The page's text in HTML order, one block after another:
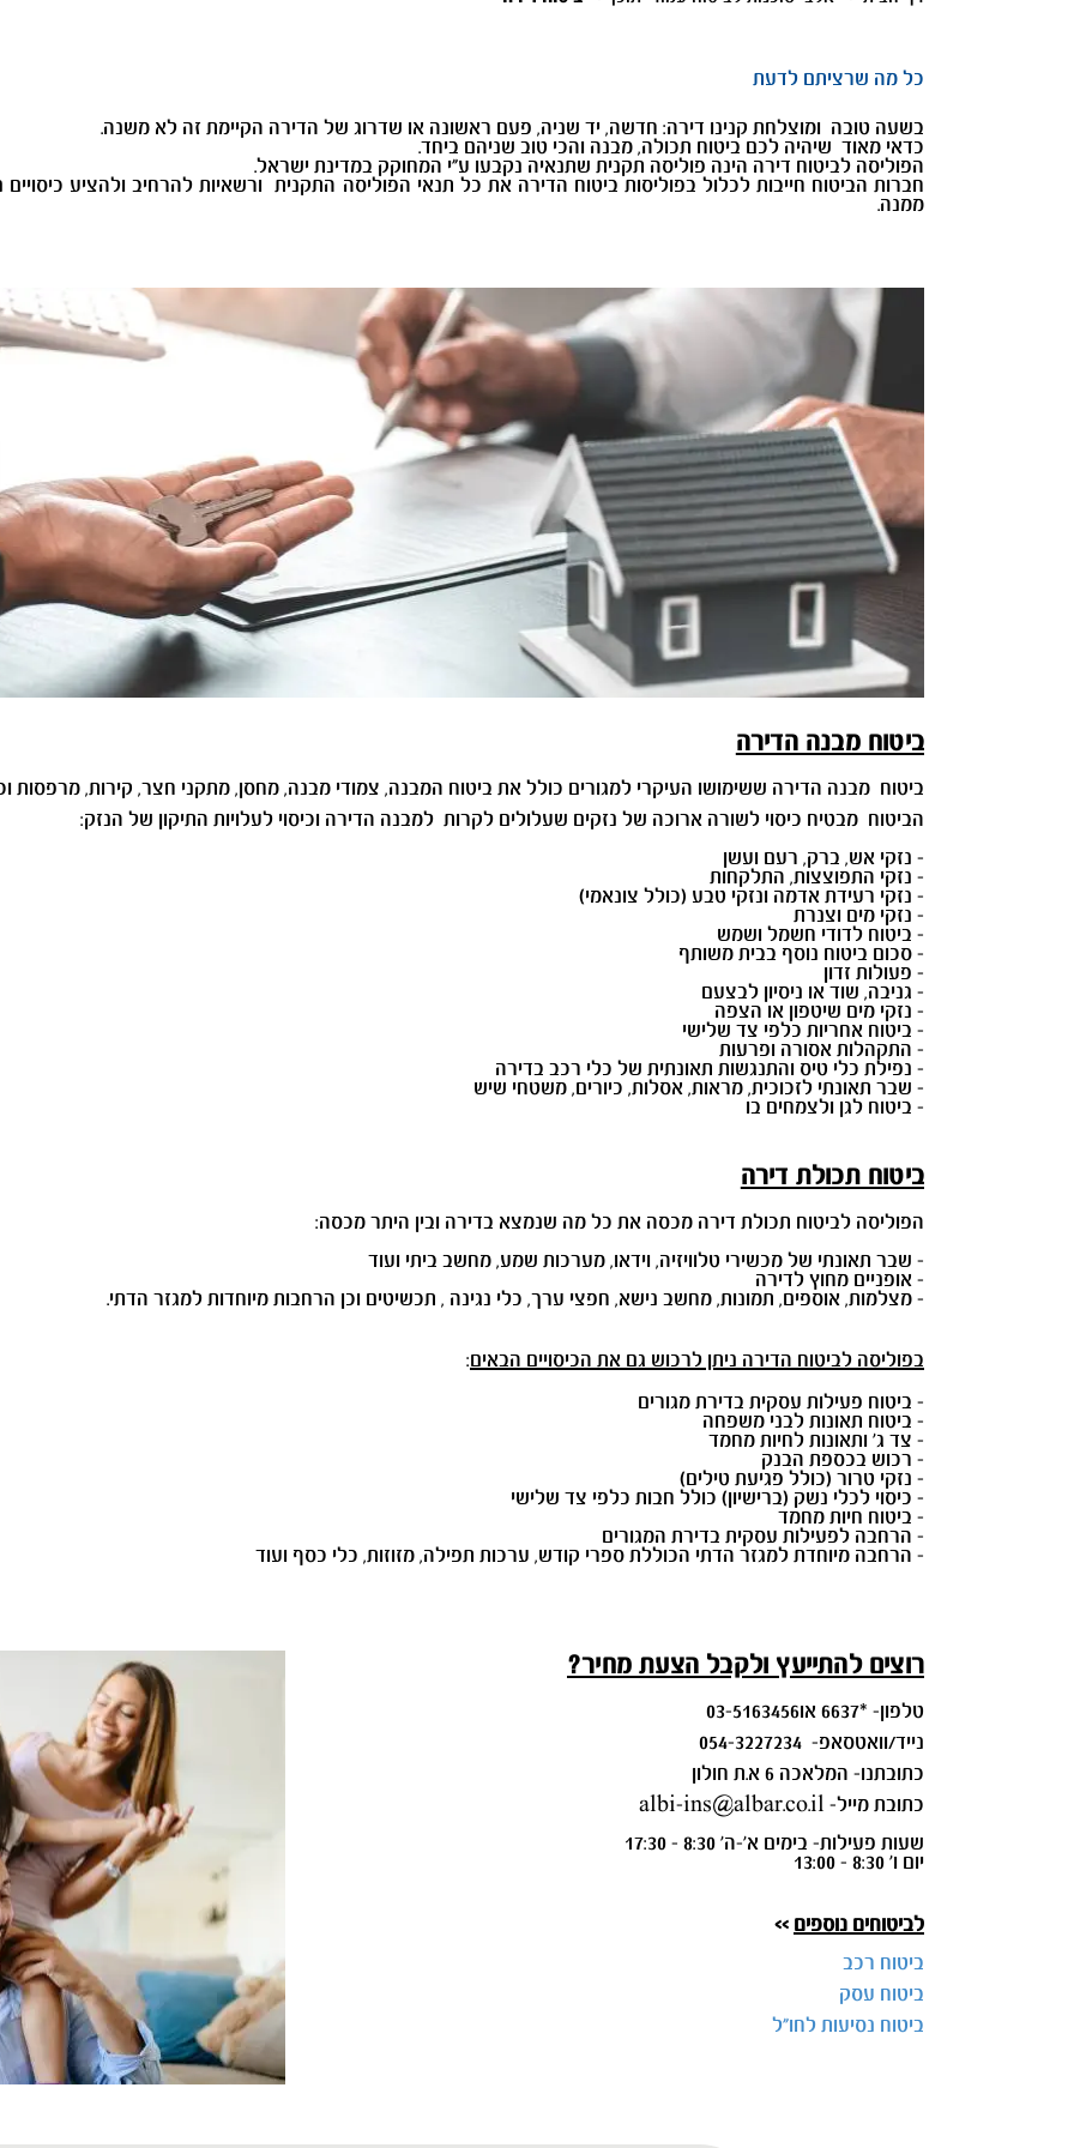
כל מה שרציתם לדעת
בשעה טובה ומוצלחת קנינו דירה: חדשה, יד שניה, פעם ראשונה או שדרוג של הדירה הקיימת זה לא משנה.
כדאי מאוד שיהיה לכם ביטוח תכולה, מבנה והכי טוב שניהם ביחד.
הפוליסה לביטוח דירה הינה פוליסה תקנית שתנאיה נקבעו ע"י המחוקק במדינת ישראל.
חברות הביטוח חייבות לכלול בפוליסות ביטוח הדירה את כל תנאי הפוליסה התקנית ורשאיות להרחיב ולהציע
ממנה.
ביטוח מבנה הדירה
ביטוח מבנה הדירה ששימושו העיקרי למגורים כולל את ביטוח המבנה, צמודי מבנה, מחסן, מתקני חצר, קירות, מרפסות
הביטוח מבטיח כיסוי לשורה ארוכה של נזקים שעלולים לקרות למבנה הדירה וכיסוי לעלויות התיקון של הנזק:
- נזקי אש, ברק, רעם ועשן
- נזקי התפוצצות, התלקחות
- נזקי רעידת אדמה ונזקי טבע (כולל צונאמי)
- נזקי מים וצנרת
- ביטוח לדודי חשמל ושמש
- סכום ביטוח נוסף בבית משותף
- פעולות זדון
- גניבה, שוד או ניסיון לבצעם
- נזקי מים שיטפון או הצפה
- ביטוח אחריות כלפי צד שלישי
- התקהלות אסורה ופרעות
- נפילת כלי טיס והתנגשות תאונתית של כלי רכב בדירה
- שבר תאונתי לזכוכית, מראות, אסלות, כיורים, משטחי שיש
- ביטוח לגן ולצמחים בו
ביטוח תכולת דירה
הפוליסה לביטוח תכולת דירה מכסה את כל מה שנמצא בדירה ובין היתר מכסה:
- שבר תאונתי של מכשירי טלוויזיה, וידאו, מערכות שמע, מחשב ביתי ועוד
- אופניים מחוץ לדירה
- מצלמות, אוספים, תמונות, מחשב נישא, חפצי ערך, כלי נגינה , תכשיטים וכן הרחבות מיוחדות למגזר הדתי.
בפוליסה לביטוח הדירה ניתן לרכוש גם את הכיסויים הבאים:
- ביטוח פעילות עסקית בדירת מגורים
- ביטוח תאונות לבני משפחה
- צד ג' ותאונות לחיות מחמד
- רכוש בכספת הבנק
- נזקי טרור (כולל פגיעת טילים)
- כיסוי לכלי נשק (ברישיון) כולל חבות כלפי צד שלישי
- ביטוח חיות מחמד
- הרחבה לפעילות עסקית בדירת המגורים
- הרחבה מיוחדת למגזר הדתי הכוללת ספרי קודש, ערכות תפילה, מזוזות, כלי כסף ועוד
רוצים להתייעץ ולקבל הצעת מחיר?
טלפון- *6637 או03-5163456
נייד/וואטסאפ- 054-3227234
כתובתנו- המלאכה 6 א.ת חולון
כתובת מייל- albi-ins@albar.co.il
שעות פעילות- בימים א'-ה' 8:30 - 17:30
יום ו' 8:30 - 13:00
לביטוחים נוספים >>
ביטוח רכב
ביטוח עסק
ביטוח נסיעות לחו"ל